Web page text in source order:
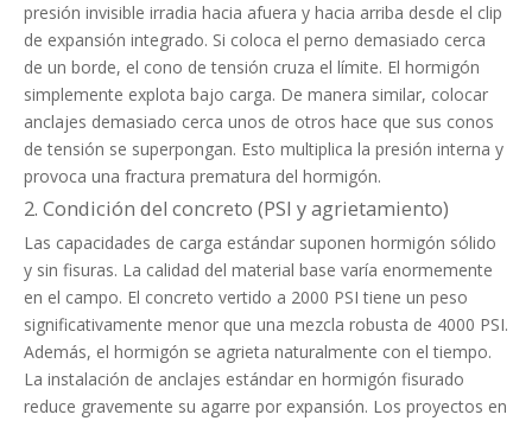
presión invisible irradia hacia afuera y hacia arriba desde el clip
de expansión integrado. Si coloca el perno demasiado cerca
de un borde, el cono de tensión cruza el límite. El hormigón
simplemente explota bajo carga. De manera similar, colocar
anclajes demasiado cerca unos de otros hace que sus conos
de tensión se superpongan. Esto multiplica la presión interna y
provoca una fractura prematura del hormigón.
2. Condición del concreto (PSI y agrietamiento)
Las capacidades de carga estándar suponen hormigón sólido
y sin fisuras. La calidad del material base varía enormemente
en el campo. El concreto vertido a 2000 PSI tiene un peso
significativamente menor que una mezcla robusta de 4000 PSI.
Además, el hormigón se agrieta naturalmente con el tiempo.
La instalación de anclajes estándar en hormigón fisurado
reduce gravemente su agarre por expansión. Los proyectos en